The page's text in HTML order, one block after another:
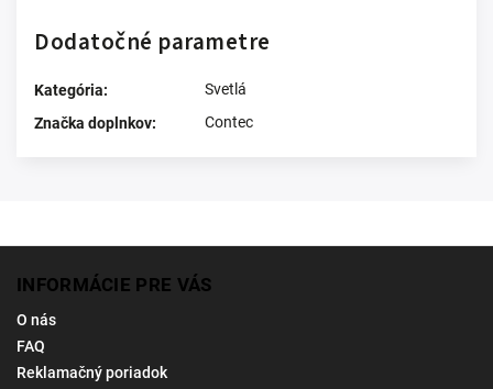
Dodatočné parametre
Kategória:
Svetlá
Značka doplnkov: Contec
INFORMÁCIE PRE VÁS
O nás
FAQ
Reklamačný poriadok